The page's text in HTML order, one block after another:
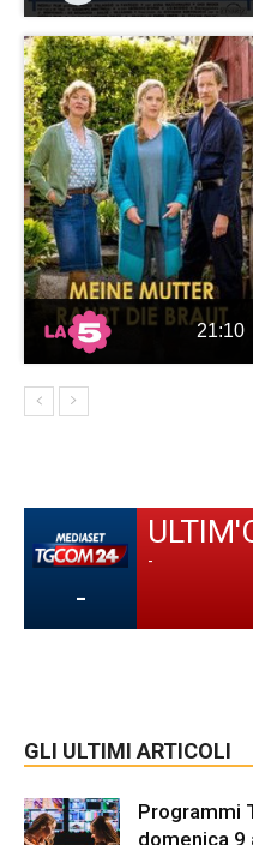
21:10
-
-
GLI ULTIMI ARTICOLI
Programmi
domenica 9